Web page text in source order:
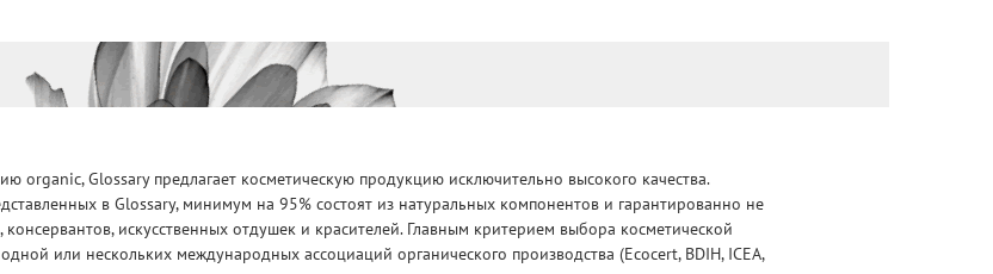
organic, Glossary предлагает косметическую продукцию исключительно высокого качества.
в Glossary, минимум на 95% состоят из натуральных компонентов и гарантированно не
искусственных отдушек и красителей. Главным критерием выбора косметической
или нескольких международных ассоциаций органического производства (Ecocert, BDIH, ICEA,